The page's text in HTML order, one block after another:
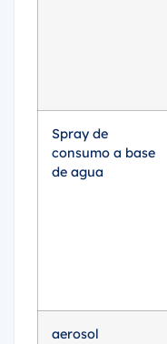
Spray de
consumo a base
de agua
aerosol